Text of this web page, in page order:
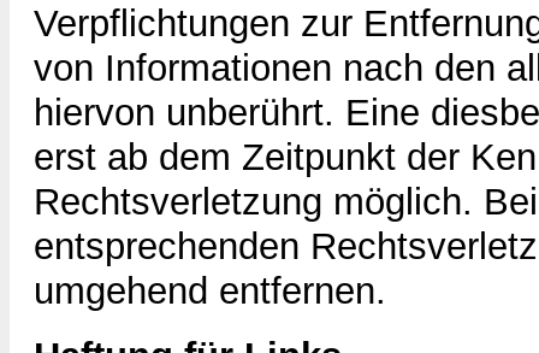
Verpflichtungen zur
von Informationen nach den
hiervon unberührt. Eine
erst ab dem Zeitpunkt der
Rechtsverletzung möglich.
entsprechenden
umgehend entfernen.